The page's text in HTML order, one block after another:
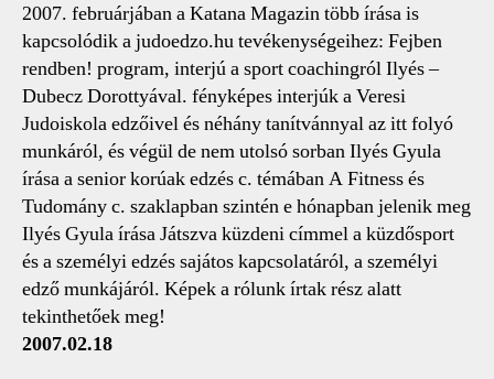
2007. februárjában a Katana Magazin több írása is
kapcsolódik a judoedzo.hu tevékenységeihez: Fejben
rendben! program, interjú a sport coachingról Ilyés –
Dubecz Dorottyával. fényképes interjúk a Veresi
Judoiskola edzőivel és néhány tanítvánnyal az itt folyó
munkáról, és végül de nem utolsó sorban Ilyés Gyula
írása a senior korúak edzés c. témában A Fitness és
Tudomány c. szaklapban szintén e hónapban jelenik meg
Ilyés Gyula írása Játszva küzdeni címmel a küzdősport
és a személyi edzés sajátos kapcsolatáról, a személyi
edző munkájáról. Képek a rólunk írtak rész alatt
tekinthetőek meg!
2007.02.18